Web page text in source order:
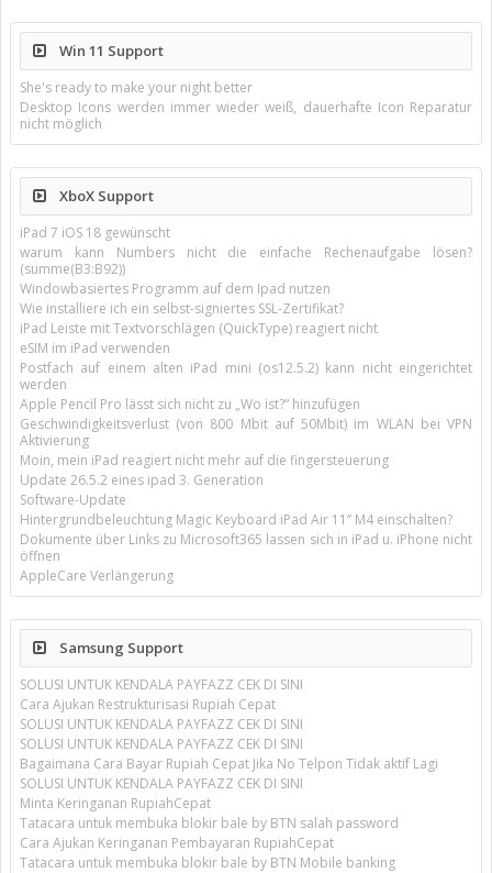
Win 11 Support
She's ready to make your night better
Desktop Icons werden immer wieder weiß, dauerhafte Icon Reparatur
nicht möglich
XboX Support
iPad 7 iOS 18 gewünscht
warum kann Numbers nicht die einfache Rechenaufgabe lösen?
(summe(B3:B92))
Windowbasiertes Programm auf dem Ipad nutzen
Wie installiere ich ein selbst-signiertes SSL-Zertifikat?
iPad Leiste mit Textvorschlägen (QuickType) reagiert nicht
eSIM im iPad verwenden
Postfach auf einem alten iPad mini (os12.5.2) kann nicht eingerichtet
werden
Apple Pencil Pro lässt sich nicht zu „Wo ist?“ hinzufügen
Geschwindigkeitsverlust (von 800 Mbit auf 50Mbit) im WLAN bei VPN
Aktivierung
Moin, mein iPad reagiert nicht mehr auf die fingersteuerung
Update 26.5.2 eines ipad 3. Generation
Software-Update
Hintergrundbeleuchtung Magic Keyboard iPad Air 11’’ M4 einschalten?
Dokumente über Links zu Microsoft365 lassen sich in iPad u. iPhone nicht
öffnen
AppleCare Verlängerung
Samsung Support
SOLUSI UNTUK KENDALA PAYFAZZ CEK DI SINI
Cara Ajukan Restrukturisasi Rupiah Cepat
SOLUSI UNTUK KENDALA PAYFAZZ CEK DI SINI
SOLUSI UNTUK KENDALA PAYFAZZ CEK DI SINI
Bagaimana Cara Bayar Rupiah Cepat Jika No Telpon Tidak aktif Lagi
SOLUSI UNTUK KENDALA PAYFAZZ CEK DI SINI
Minta Keringanan RupiahCepat
Tatacara untuk membuka blokir bale by BTN salah password
Cara Ajukan Keringanan Pembayaran RupiahCepat
Tatacara untuk membuka blokir bale by BTN Mobile banking